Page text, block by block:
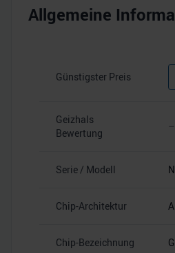
Allgemeine
Günstigster Preis
Geizhals
Bewertung
–
Serie / Modell
Chip-Architektur
Chip-Bezeichnung